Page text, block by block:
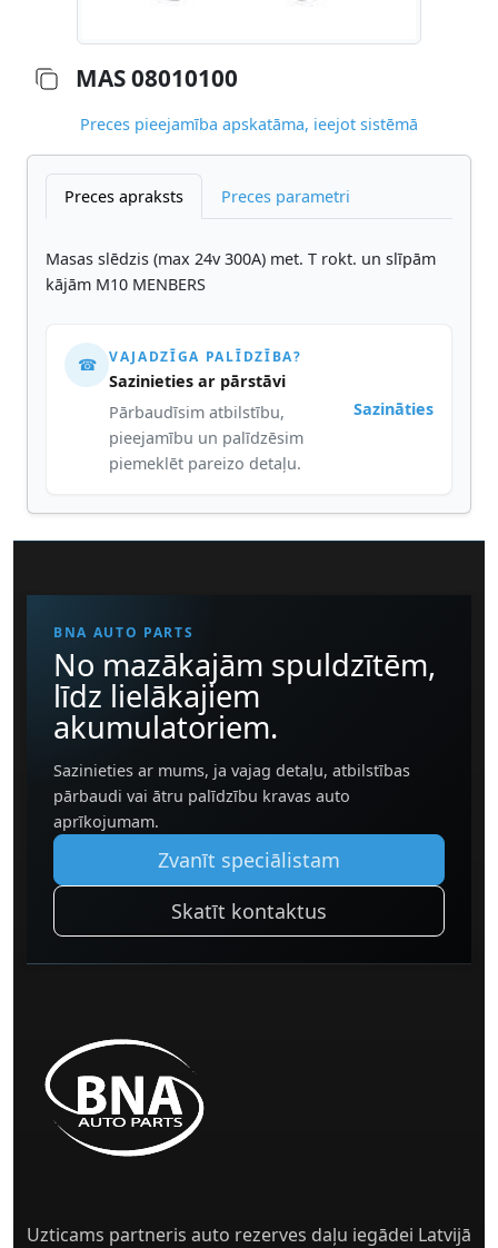
MAS 08010100
Preces pieejamība apskatāma, ieejot sistēmā
Preces apraksts Preces parametri
Masas slēdzis (max 24v 300A) met. T rokt. un slīpām
kājām M10 MENBERS
☎ VAJADZĪGA PALĪDZĪBA?
Sazinieties ar pārstāvi
Pārbaudīsim atbilstību,
pieejamību un palīdzēsim
piemeklēt pareizo detaļu.
Sazināties
BNA AUTO PARTS
No mazākajām spuldzītēm,
līdz lielākajiem
akumulatoriem.
Sazinieties ar mums, ja vajag detaļu, atbilstības
pārbaudi vai ātru palīdzību kravas auto
aprīkojumam.
Zvanīt speciālistam
Skatīt kontaktus
Uzticams partneris auto rezerves daļu iegādei Latvijā